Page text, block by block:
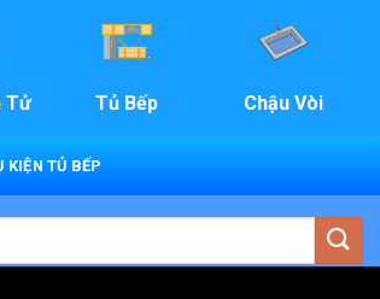
Tử Tủ Bếp Chậu Vòi
KIỆN TỦ BẾP